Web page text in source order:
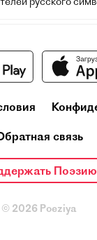
связь
Поэзию
© 2026 Poeziya